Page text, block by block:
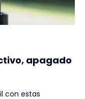
apagado
con estas